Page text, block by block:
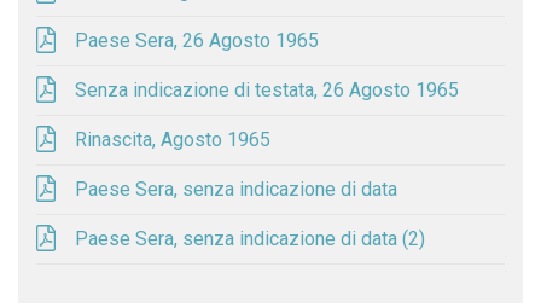
Paese Sera, 26 Agosto 1965
Senza indicazione di testata, 26 Agosto 1965
Rinascita, Agosto 1965
Paese Sera, senza indicazione di data
Paese Sera, senza indicazione di data (2)